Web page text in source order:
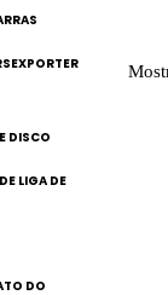
DISCO
LIGA DE
DO